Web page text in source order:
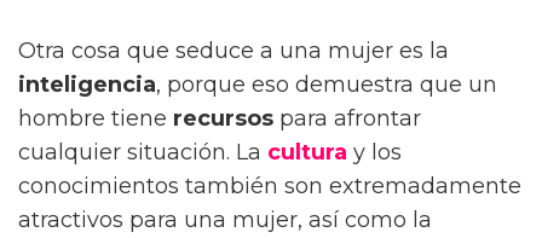
Otra cosa que seduce a una mujer es la
inteligencia, porque eso demuestra que un
hombre tiene recursos para afrontar
cualquier situación. La cultura y los
conocimientos también son extremadamente
atractivos para una mujer, así como la